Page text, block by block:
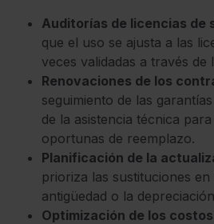
Auditorías de licencias de
que el uso se ajusta a las
veces validadas a través de
Renovaciones de los
seguimiento de las
de la asistencia técnica
oportunas de reemplazo.
Planificación de la
prioriza las sustituciones
antigüedad o la
Optimización de los